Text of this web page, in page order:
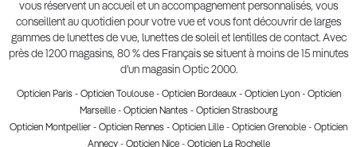
Lunettes de vue Burberry
Lunettes de soleil Gucci
Soldes Ete 2025
Produit lentilles
Lunettes Chloé
Lunettes Versace
vous réservent un accueil et un accompagnement personnalisés, vous
conseillent au quotidien pour votre vue et vous font découvrir de larges
gammes de lunettes de vue, lunettes de soleil et lentilles de contact. Avec
près de 1200 magasins, 80 % des Français se situent à moins de 15 minutes
d’un magasin Optic 2000.
Opticien Paris - Opticien Toulouse- Opticien Bordeaux- Opticien Lyon- Opticien
Marseille - Opticien Nantes - Opticien Strasbourg
Opticien Montpellier - Opticien Rennes - Opticien Lille - Opticien Grenoble - Opticien
Annecy- Opticien Nice- Opticien La Rochelle